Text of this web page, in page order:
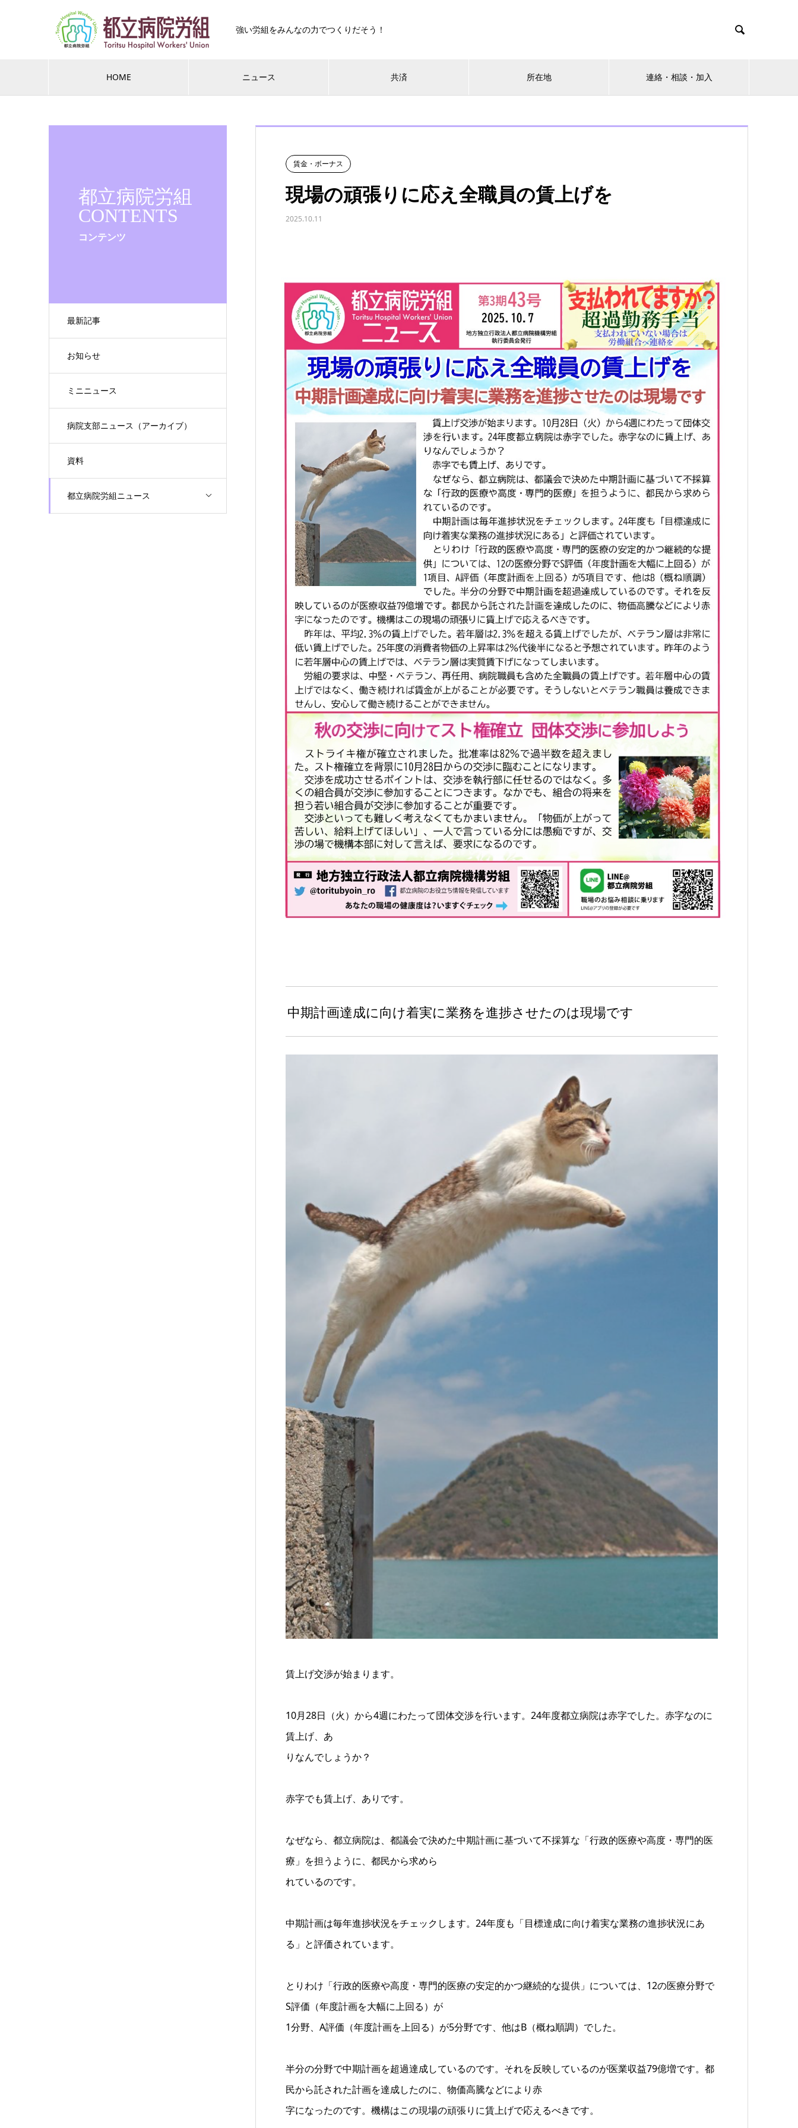
強い労組をみんなの力でつくりだそう！ 
HOME ニュース 共済 所在地 連絡・相談・加入
都立病院労組
CONTENTS
コンテンツ
最新記事
お知らせ
ミニニュース
病院支部ニュース（アーカイブ）
資料
都立病院労組ニュース
賃金・ボーナス
現場の頑張りに応え全職員の賃上げを
2025.10.11
中期計画達成に向け着実に業務を進捗させたのは現場です
賃上げ交渉が始まります。
10月28日（火）から4週にわたって団体交渉を行います。24年度都立病院は赤字でした。赤字なのに
賃上げ、あ
りなんでしょうか？
赤字でも賃上げ、ありです。
なぜなら、都立病院は、都議会で決めた中期計画に基づいて不採算な「行政的医療や高度・専門的医
療」を担うように、都民から求めら
れているのです。
中期計画は毎年進捗状況をチェックします。24年度も「目標達成に向け着実な業務の進捗状況にあ
る」と評価されています。
とりわけ「行政的医療や高度・専門的医療の安定的かつ継続的な提供」については、12の医療分野で
S評価（年度計画を大幅に上回る）が
1分野、A評価（年度計画を上回る）が5分野です、他はB（概ね順調）でした。
半分の分野で中期計画を超過達成しているのです。それを反映しているのが医業収益79億増です。都
民から託された計画を達成したのに、物価高騰などにより赤
字になったのです。機構はこの現場の頑張りに賃上げで応えるべきです。